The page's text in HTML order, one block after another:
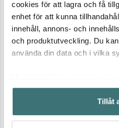
cookies för att lagra och få
enhet för att kunna
innehåll, annons- och
och produktutveckling. Du
använda din data och i vilka
Samla in information om
kan ha en noggrannhet
Identifiera din enhet
Tillåt